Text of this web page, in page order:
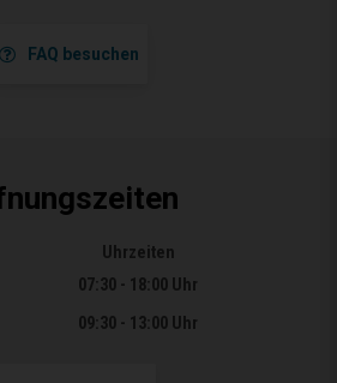
FAQ besuchen
Uhrzeiten
07:30 - 18:00 Uhr
09:30 - 13:00 Uhr